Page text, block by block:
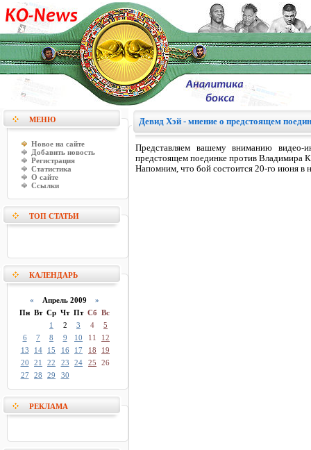
МЕНЮ
Новое на сайте
Добавить новость
Регистрация
Статистика
О сайте
Ссылки
ТОП СТАТЬИ
КАЛЕНДАРЬ
« Апрель 2009 »
Пн Вт Ср Чт Пт Сб Вс
1
2 3 4
5
6
7 8 9 10 11
12
13
14 15 16 17 18
19
20
21 22 23 24 25
26
27
28 29 30
РЕКЛАМА
Девид Хэй - мнение о предстоящем
Представляем вашему вниманию
предстоящем поединке против Владимира
Напомним, что бой состоится 20-го июня в